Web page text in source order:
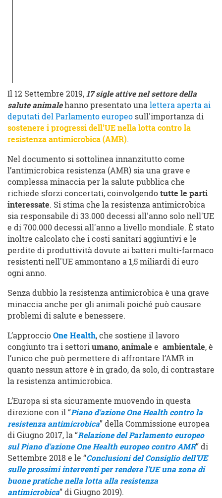
Il 12 Settembre 2019, 17 sigle attive nel settore della
salute animalehanno presentato una lettera aperta ai
deputati del Parlamento europeo sull'importanza di
sostenere i progressi dell'UE nella lotta contro la
resistenza antimicrobica (AMR).
Nel documento si sottolinea innanzitutto come
l’antimicrobica resistenza (AMR) sia una grave e
complessa minaccia per la salute pubblica che
richiede sforzi concertati, coinvolgendo tutte le parti
interessate. Si stima che la resistenza antimicrobica
sia responsabile di 33.000 decessi all'anno solo nell'UE
e di 700.000 decessi all'anno a livello mondiale. È stato
inoltre calcolato che i costi sanitari aggiuntivi e le
perdite di produttività dovute ai batteri multi-farmaco
resistenti nell'UE ammontano a 1,5 miliardi di euro
ogni anno.
Senza dubbio la resistenza antimicrobica è una grave
minaccia anche per gli animali poiché può causare
problemi di salute e benessere.
L’approccio One Health, che sostiene il lavoro
congiunto tra i settori umano, animale e ambientale, è
l’unico che può permettere di affrontare l’AMR in
quanto nessun attore è in grado, da solo, di contrastare
la resistenza antimicrobica.
L’Europa si sta sicuramente muovendo in questa
direzione con il “Piano d'azione One Health contro la
resistenza antimicrobica” della Commissione europea
di Giugno 2017, la “Relazione del Parlamento europeo
sul Piano d'azione One Health europeo contro AMR” di
Settembre 2018 e le “Conclusioni del Consiglio dell'UE
sulle prossimi interventi per rendere l'UE una zona di
buone pratiche nella lotta alla resistenza
antimicrobica” di Giugno 2019).